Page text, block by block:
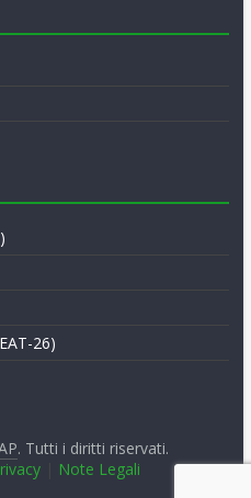
26)
. Tutti i diritti riservati.
Note Legali